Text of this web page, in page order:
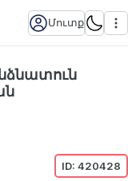
Մուտք
ID: 420428